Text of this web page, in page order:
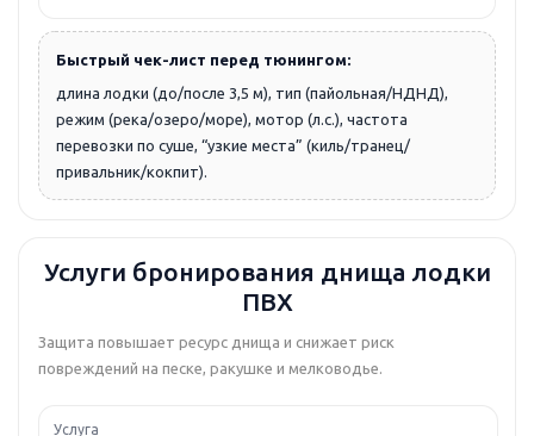
Быстрый чек-лист перед тюнингом:
длина лодки (до/после 3,5 м), тип (пайольная/НДНД),
режим (река/озеро/море), мотор (л.с.), частота
перевозки по суше, “узкие места” (киль/транец/
привальник/кокпит).
Услуги бронирования днища лодки
ПВХ
Защита повышает ресурс днища и снижает риск
повреждений на песке, ракушке и мелководье.